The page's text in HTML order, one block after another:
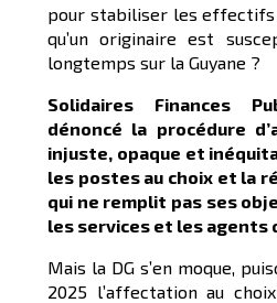
pour stabiliser les effectifs
qu’un originaire est
longtemps sur la Guyane ?
Solidaires Finances
dénoncé la procédure
injuste, opaque et
les postes au choix et la
qui ne remplit pas ses
les services et les agents
Mais la DG s’en moque,
2025 l’affectation au